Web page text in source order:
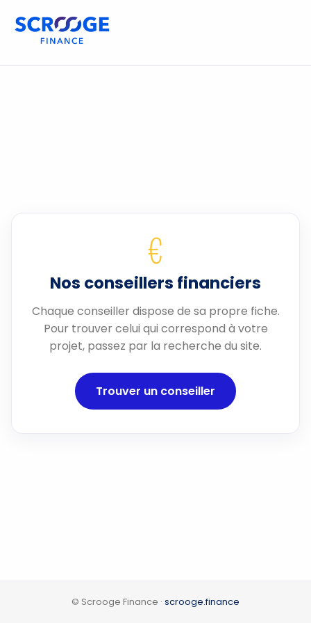
€
Nos conseillers financiers
Chaque conseiller dispose de sa propre fiche.
Pour trouver celui qui correspond à votre
projet, passez par la recherche du site.
Trouver un conseiller
© Scrooge Finance · scrooge.finance